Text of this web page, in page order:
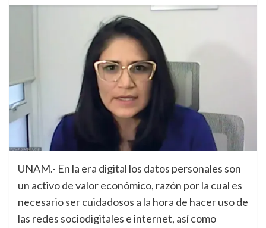
UNAM.- En la era digital los datos personales son
un activo de valor económico, razón por la cual es
necesario ser cuidadosos a la hora de hacer uso de
las redes sociodigitales e internet, así como